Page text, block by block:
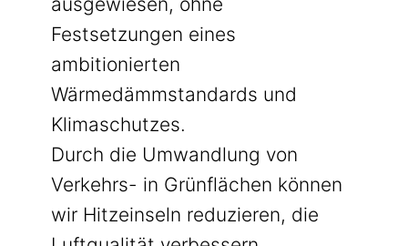
Festsetzungen eines
ambitionierten
Wärmedämmstandards und
Klimaschutzes.
Durch die Umwandlung von
Verkehrs- in Grünflächen können
wir Hitzeinseln reduzieren, die